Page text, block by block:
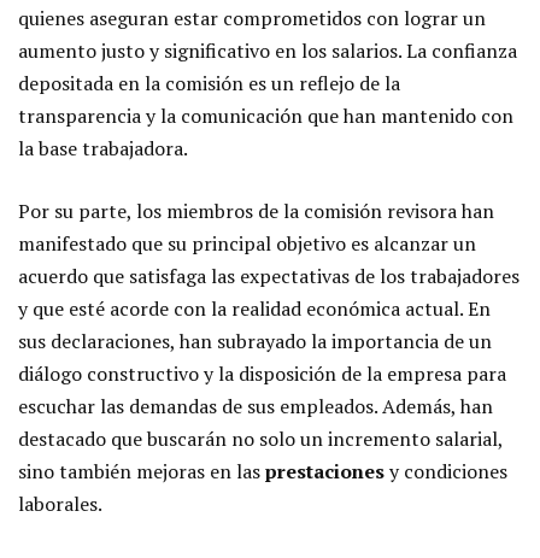
quienes aseguran estar comprometidos con lograr un
aumento justo y significativo en los salarios. La confianza
depositada en la comisión es un reflejo de la
transparencia y la comunicación que han mantenido con
la base trabajadora.
Por su parte, los miembros de la comisión revisora han
manifestado que su principal objetivo es alcanzar un
acuerdo que satisfaga las expectativas de los trabajadores
y que esté acorde con la realidad económica actual. En
sus declaraciones, han subrayado la importancia de un
diálogo constructivo y la disposición de la empresa para
escuchar las demandas de sus empleados. Además, han
destacado que buscarán no solo un incremento salarial,
sino también mejoras en lasprestacionesy condiciones
laborales.